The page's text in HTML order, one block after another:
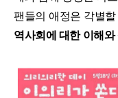
팬들의 애정은 각별
역사회에 대한 이해